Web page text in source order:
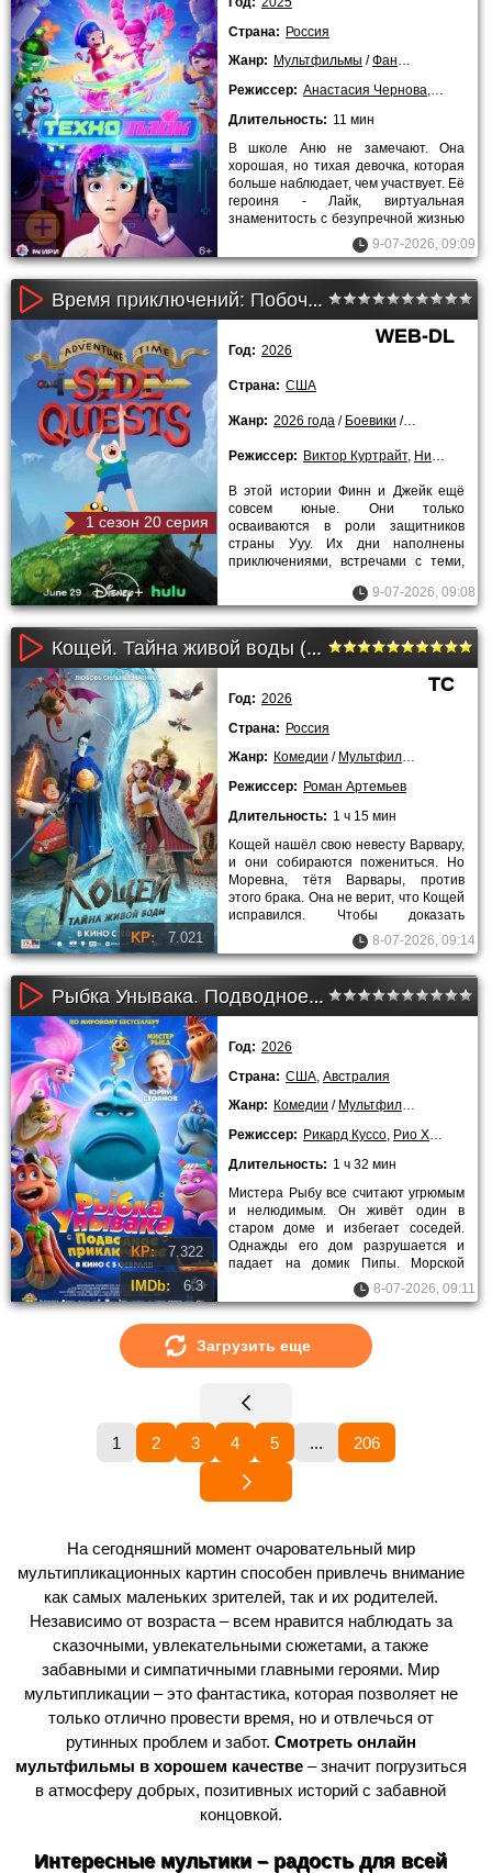
Страна: Россия
Жанр: Мультфильмы /Фантастика
Режиссер: Анастасия Чернова, Ашот
Длительность: 11 мин
В школе Аню не замечают. Она
хорошая, но тихая девочка, которая
больше наблюдает, чем участвует. Её
героиня - Лайк, виртуальная
знаменитость с безупречной жизнью
и миллионной аудиторией.9-07-2026, 09:09
Время приключений: Побочные квесты 1 сезон (2026)
1 сезон 20 серия
WEB-DL
Год: 2026
Страна: США
Жанр: 2026 года / Боевики / Комедии
Режиссер: Виктор Куртрайт, Ники Ян
В этой истории Финн и Джейк ещё
совсем юные. Они только
осваиваются в роли защитников
страны Ууу. Их дни наполнены
приключениями, встречами с теми,
9-07-2026, 09:08
Кощей. Тайна живой воды (2026)
KP: 7.021
TC
Год: 2026
Страна: Россия
Жанр: Комедии / Мультфильмы
Режиссер: Роман Артемьев
Длительность: 1 ч 15 мин
Кощей нашёл свою невесту Варвару,
и они собираются пожениться. Но
Моревна, тётя Варвары, против
этого брака. Она не верит, что Кощей
исправился. Чтобы доказать
обратное, Кощей отправляется8-07-2026, 09:14
Рыбка Унывака. Подводное приключение (2026)
KP: 7.322
IMDb: 6.3
Год: 2026
Страна: США Австралия
Жанр: Комедии / Мультфильмы
Режиссер: Рикард Куссо, Рио Хэррингтон
Длительность: 1 ч 32 мин
Мистера Рыбу все считают угрюмым
и нелюдимым. Он живёт один в
старом доме и избегает соседей.
Однажды его дом разрушается и
падает на домик Пипы. Морской
конёк теряет своё жильё, но не8-07-2026, 09:11
Загрузить еще
1 2 3 4 5 ... 206
На сегодняшний момент очаровательный мир
мультипликационных картин способен привлечь внимание
как самых маленьких зрителей, так и их родителей.
Независимо от возраста – всем нравится наблюдать за
сказочными, увлекательными сюжетами, а также
забавными и симпатичными главными героями. Мир
мультипликации – это фантастика, которая позволяет не
только отлично провести время, но и отвлечься от
рутинных проблем и забот. Смотреть онлайн
мультфильмы в хорошем качестве– значит погрузиться
в атмосферу добрых, позитивных историй с забавной
концовкой.
Интересные мультики – радость для всей